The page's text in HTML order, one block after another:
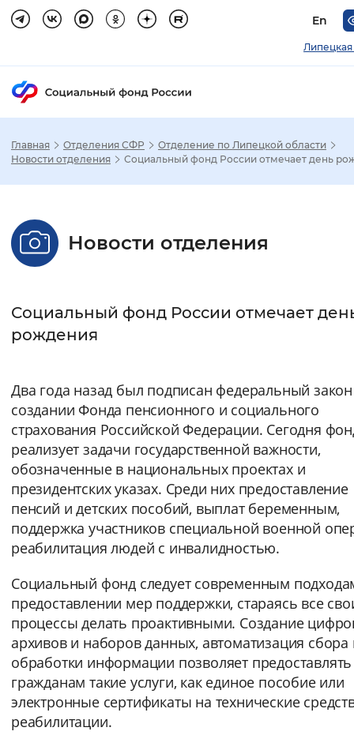
En
Липецкая
Размер шрифта
Шрифт
Интервал между буквами
Нормальный Увеличенный
Цвет сайта
Монохромный Инверсивный
Синий фон
Включены Выключены
Звуковой ассистент
Воспроизвести Остановить
Вернуть стандартные настройки
Главная Отделения СФР
Отделение по Липецкой области
Новости отделения
Социальный фонд России отмечает день
Новости отделения
Социальный фонд России отмечает
рождения
Два года назад был подписан федеральный
создании Фонда пенсионного и социального
страхования Российской Федерации. Сегодня
реализует задачи государственной важности,
обозначенные в национальных проектах и
президентских указах. Среди них предоставление
пенсий и детских пособий, выплат беременным,
поддержка участников специальной военной
реабилитация людей с инвалидностью.
Социальный фонд следует современным
предоставлении мер поддержки, стараясь все
процессы делать проактивными. Создание
архивов и наборов данных, автоматизация сбора
обработки информации позволяет предоставлять
гражданам такие услуги, как единое пособие или
электронные сертификаты на технические
реабилитации.